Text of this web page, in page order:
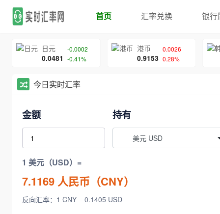
首页 汇率兑换 银行
日元
0.0481
-0.0002
-0.41%
港币
0.9153
0.0026
0.28%
今日实时汇率
金额 持有
美元 USD
1 美元（USD）=
7.1169 人民币（CNY）
反向汇率：1 CNY = 0.1405 USD